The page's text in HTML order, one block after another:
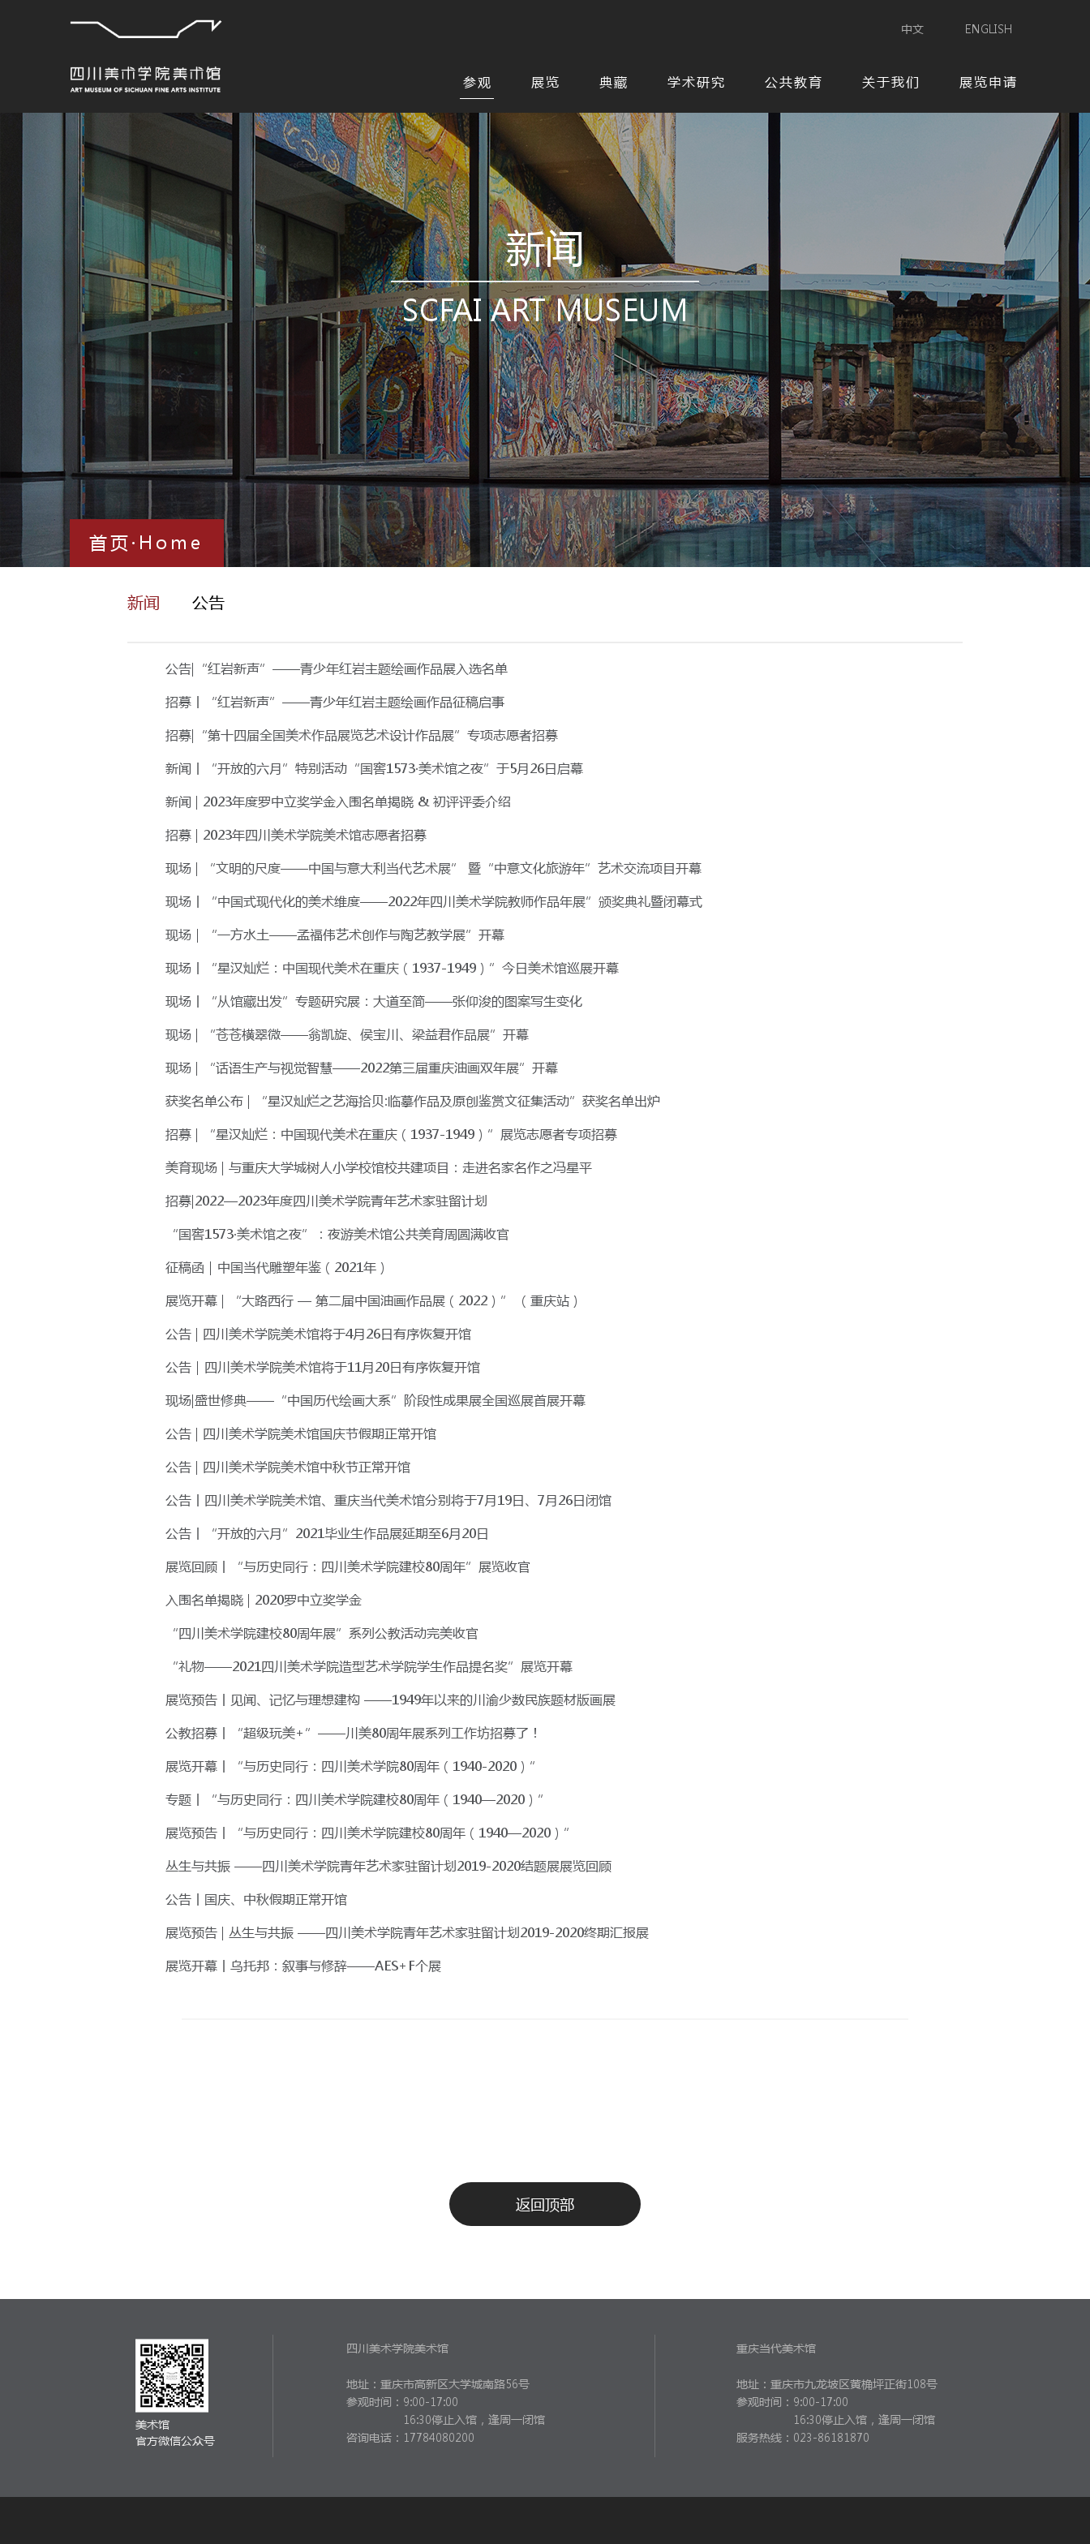
中文 ENGLISH
参观 展览 典藏 学术研究 公共教育 关于我们 展览申请
新闻
SCFAI ART MUSEUM
首页·Home
新闻 公告
公告|“红岩新声”——青少年红岩主题绘画作品展入选名单
招募丨“红岩新声”——青少年红岩主题绘画作品征稿启事
招募|“第十四届全国美术作品展览艺术设计作品展”专项志愿者招募
新闻丨“开放的六月”特别活动“国窖1573·美术馆之夜”于5月26日启幕
新闻 | 2023年度罗中立奖学金入围名单揭晓 & 初评评委介绍
招募 | 2023年四川美术学院美术馆志愿者招募
现场 | “文明的尺度——中国与意大利当代艺术展” 暨“中意文化旅游年”艺术交流项目开幕
现场丨“中国式现代化的美术维度——2022年四川美术学院教师作品年展”颁奖典礼暨闭幕式
现场｜“一方水土——孟福伟艺术创作与陶艺教学展”开幕
现场丨“星汉灿烂：中国现代美术在重庆（1937-1949）”今日美术馆巡展开幕
现场丨“从馆藏出发”专题研究展：大道至简——张仰浚的图案写生变化
现场 | “苍苍横翠微——翁凯旋、侯宝川、梁益君作品展”开幕
现场 | “话语生产与视觉智慧——2022第三届重庆油画双年展”开幕
获奖名单公布 | “星汉灿烂之艺海拾贝:临摹作品及原创鉴赏文征集活动”获奖名单出炉
招募 | “星汉灿烂：中国现代美术在重庆（1937-1949）”展览志愿者专项招募
美育现场 | 与重庆大学城树人小学校馆校共建项目：走进名家名作之冯星平
招募|2022—2023年度四川美术学院青年艺术家驻留计划
“国窖1573·美术馆之夜”：夜游美术馆公共美育周圆满收官
征稿函｜中国当代雕塑年鉴（2021年）
展览开幕 | “大路西行 — 第二届中国油画作品展（2022）” （重庆站）
公告 | 四川美术学院美术馆将于4月26日有序恢复开馆
公告｜四川美术学院美术馆将于11月20日有序恢复开馆
现场|盛世修典——“中国历代绘画大系”阶段性成果展全国巡展首展开幕
公告 | 四川美术学院美术馆国庆节假期正常开馆
公告 | 四川美术学院美术馆中秋节正常开馆
公告丨四川美术学院美术馆、重庆当代美术馆分别将于7月19日、7月26日闭馆
公告丨“开放的六月”2021毕业生作品展延期至6月20日
展览回顾丨“与历史同行：四川美术学院建校80周年”展览收官
入围名单揭晓 | 2020罗中立奖学金
“四川美术学院建校80周年展”系列公教活动完美收官
“礼物——2021四川美术学院造型艺术学院学生作品提名奖”展览开幕
展览预告丨见闻、记忆与理想建构 ——1949年以来的川渝少数民族题材版画展
公教招募丨“超级玩美+”——川美80周年展系列工作坊招募了！
展览开幕丨“与历史同行：四川美术学院80周年（1940-2020）”
专题丨“与历史同行：四川美术学院建校80周年（1940—2020）”
展览预告丨“与历史同行：四川美术学院建校80周年（1940—2020）”
丛生与共振 ——四川美术学院青年艺术家驻留计划2019-2020结题展展览回顾
公告丨国庆、中秋假期正常开馆
展览预告 | 丛生与共振 ——四川美术学院青年艺术家驻留计划2019-2020终期汇报展
展览开幕丨乌托邦：叙事与修辞——AES+F个展
返回顶部
美术馆
官方微信公众号
四川美术学院美术馆
地址：重庆市高新区大学城南路56号
参观时间： 9:00-17:00
16:30停止入馆，逢周一闭馆
咨询电话：17784080200
重庆当代美术馆
地址：重庆市九龙坡区黄桷坪正街108号
参观时间： 9:00-17:00
16:30停止入馆，逢周一闭馆
服务热线：023-86181870